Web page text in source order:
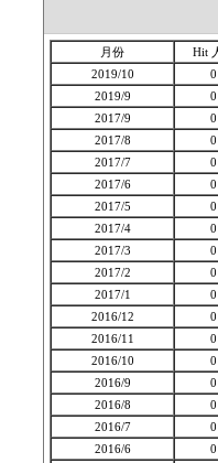
月份
Hit
2019/10
0
2019/9
0
2017/9
0
2017/8
0
2017/7
0
2017/6
0
2017/5
0
2017/4
0
2017/3
0
2017/2
0
2017/1
0
2016/12
0
2016/11
0
2016/10
0
2016/9
0
2016/8
0
2016/7
0
2016/6
0